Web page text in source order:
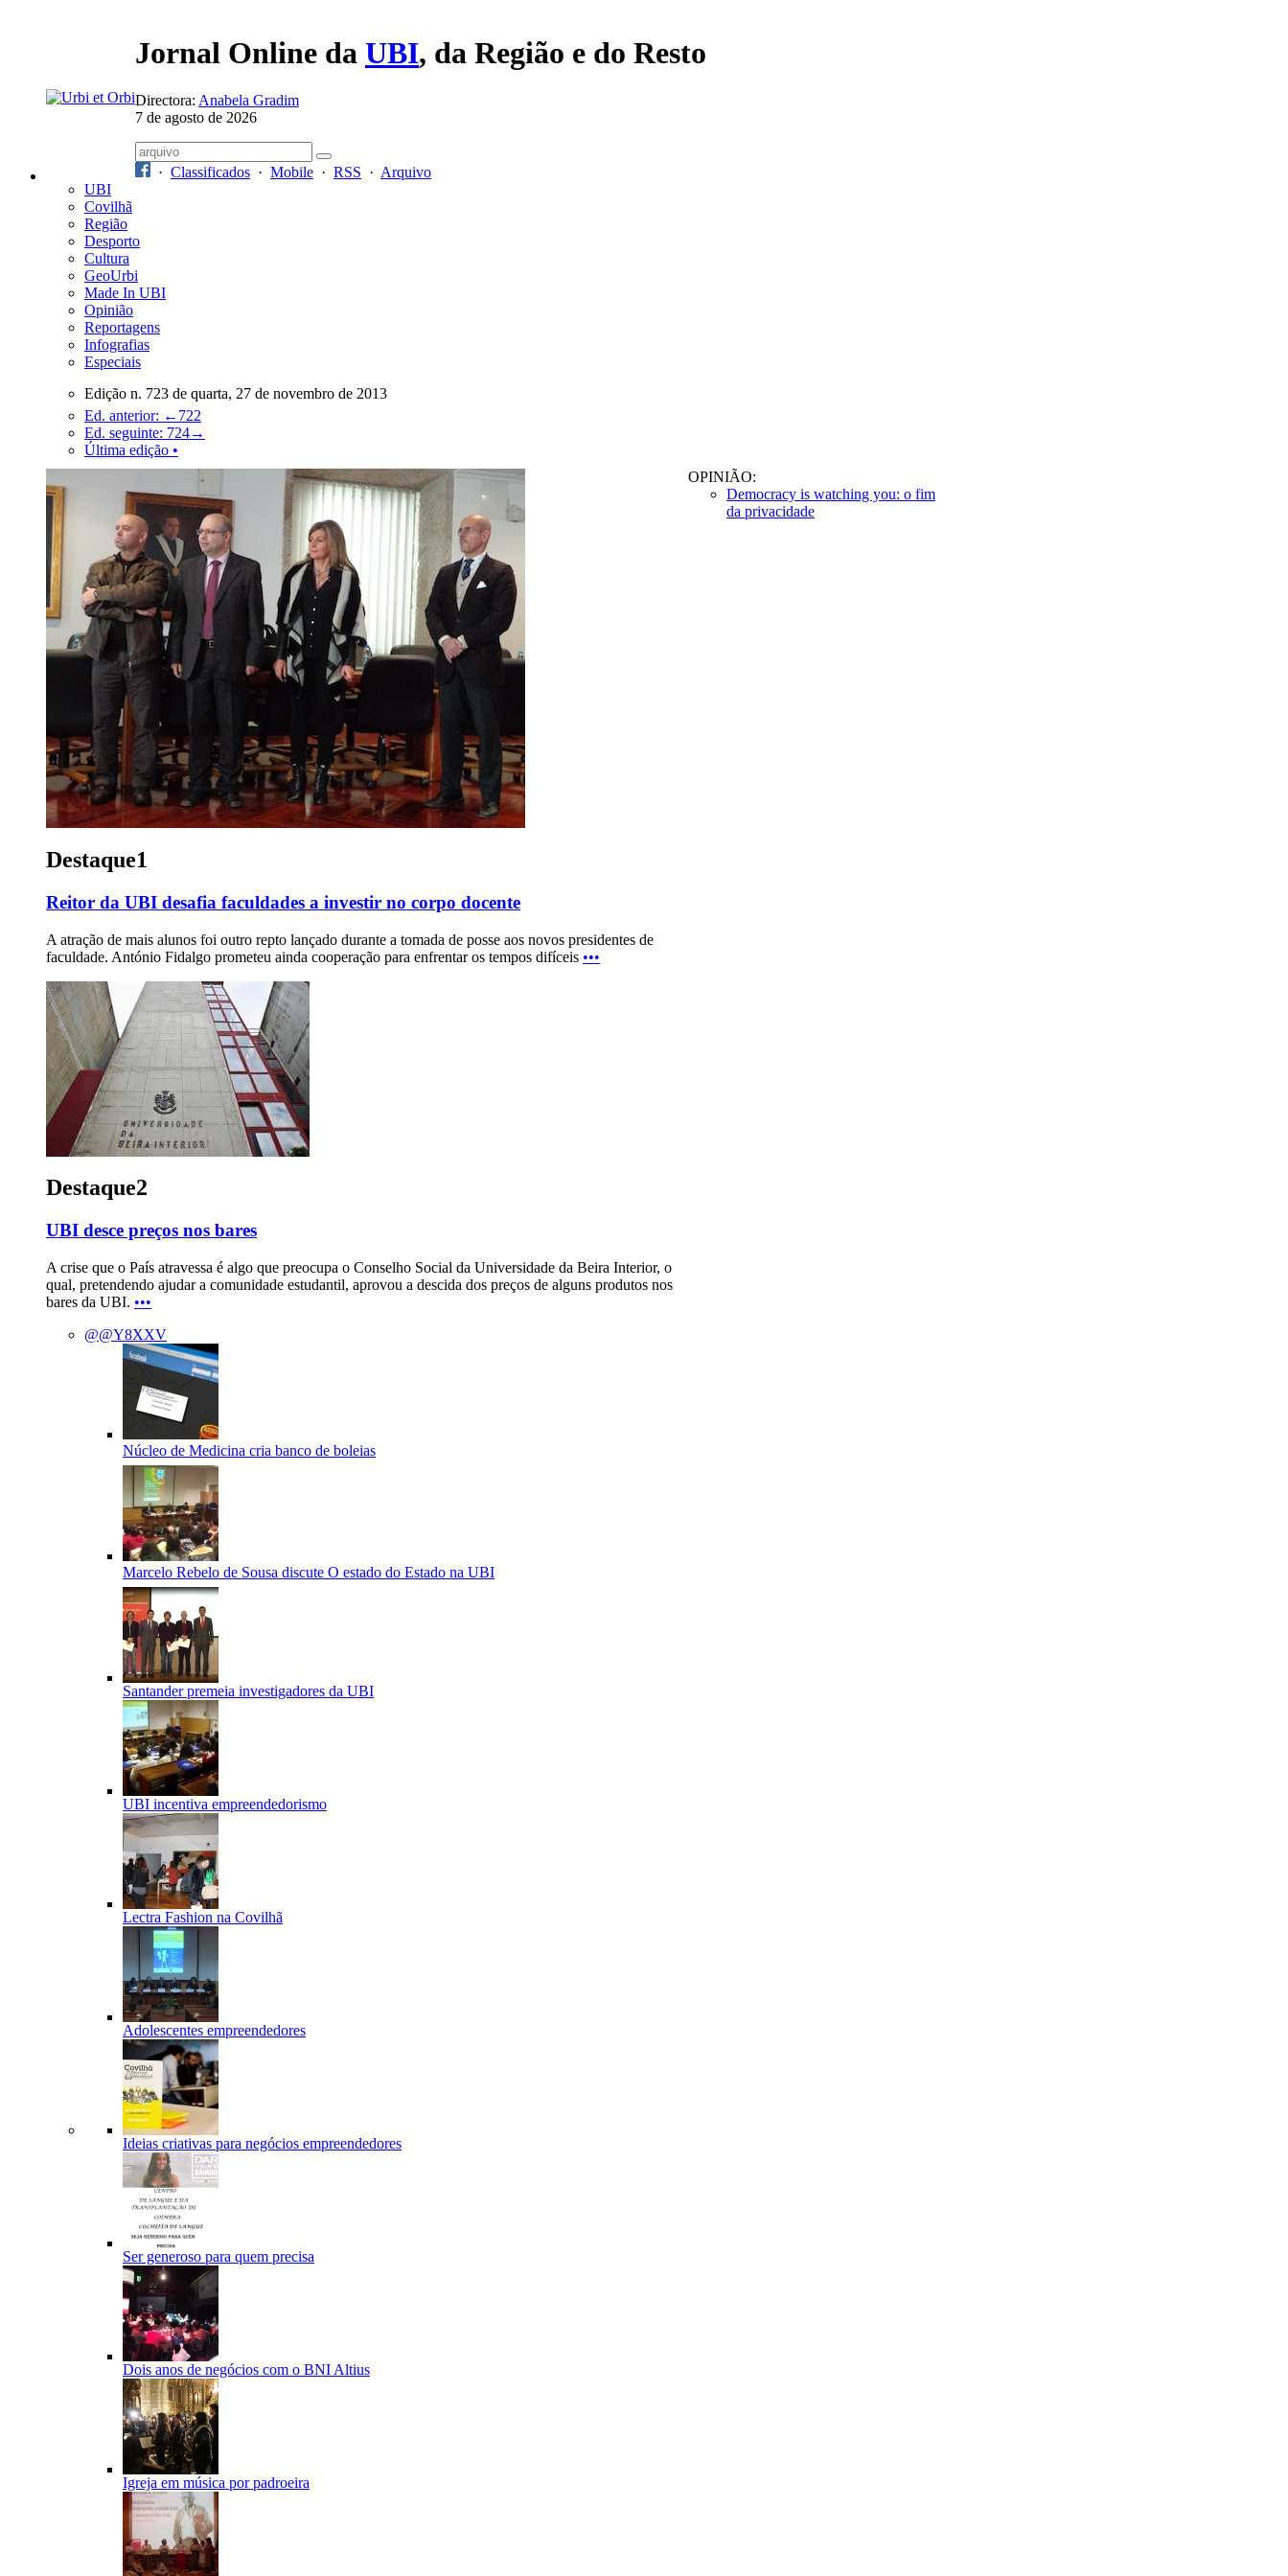
Jornal Online da UBI, da Região e do Resto
Directora: Anabela Gradim
7 de agosto de 2026
· Classificados · Mobile · RSS · Arquivo
UBI
Covilhã
Região
Desporto
Cultura
GeoUrbi
Made In UBI
Opinião
Reportagens
Infografias
Especiais
Edição n. 723 de quarta, 27 de novembro de 2013
Ed. anterior: ←722
Ed. seguinte: 724→
Última edição •
Destaque1
Reitor da UBI desafia faculdades a investir no corpo docente
A atração de mais alunos foi outro repto lançado durante a tomada de posse aos novos presidentes de
faculdade. António Fidalgo prometeu ainda cooperação para enfrentar os tempos difíceis •••
Destaque2
UBI desce preços nos bares
A crise que o País atravessa é algo que preocupa o Conselho Social da Universidade da Beira Interior, o
qual, pretendendo ajudar a comunidade estudantil, aprovou a descida dos preços de alguns produtos nos
bares da UBI. •••
@@Y8XXV
Núcleo de Medicina cria banco de boleias
Marcelo Rebelo de Sousa discute O estado do Estado na UBI
Santander premeia investigadores da UBI
UBI incentiva empreendedorismo
Lectra Fashion na Covilhã
Adolescentes empreendedores
Ideias criativas para negócios empreendedores
Ser generoso para quem precisa
Dois anos de negócios com o BNI Altius
Igreja em música por padroeira
OPINIÃO:
Democracy is watching you: o fim
da privacidade